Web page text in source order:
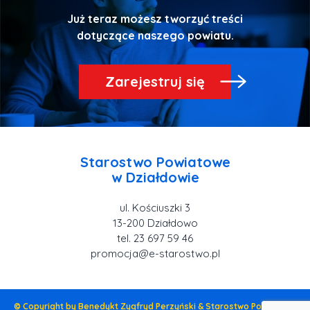
Już teraz możesz tworzyć treści
dotyczące naszego powiatu.
Zarejestruj się
Starostwo Powiatowe
ul. Kościuszki 3
tel. 23 697 59 46
promocja@e-starostwo.pl
© Copyright by Benedykt Zygfryd Perzyński & Starostwo Powiatowe